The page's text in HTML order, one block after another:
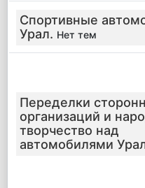
Спортивные
Урал. Нет тем
Переделки
организаций и
творчество над
автомобилями